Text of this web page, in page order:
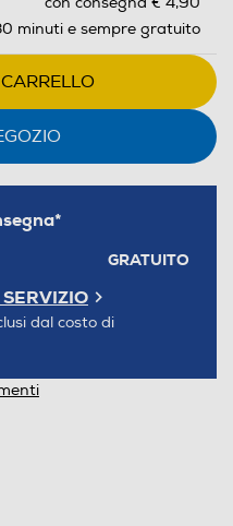
minuti e sempre gratuito
GRATUITO
dal costo di